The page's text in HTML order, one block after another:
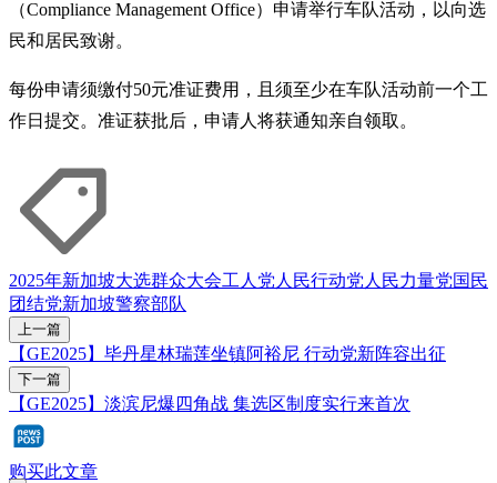
（Compliance Management Office）申请举行车队活动，以向选
民和居民致谢。
每份申请须缴付50元准证费用，且须至少在车队活动前一个工
作日提交。准证获批后，申请人将获通知亲自领取。
2025年新加坡大选群众大会工人党 人民行动党 人民力量党国民
团结党新加坡警察部队
上一篇
【GE2025】毕丹星林瑞莲坐镇阿裕尼 行动党新阵容出征
下一篇
【GE2025】淡滨尼爆四角战 集选区制度实行来首次
购买此文章